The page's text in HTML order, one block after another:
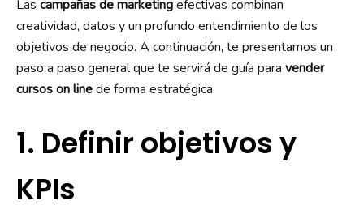
Las campañas de marketingefectivas combinan
creatividad, datos y un profundo entendimiento de los
objetivos de negocio. A continuación, te presentamos un
paso a paso general que te servirá de guía para vender
cursos on linede forma estratégica.
1. Definir objetivos y
KPIs